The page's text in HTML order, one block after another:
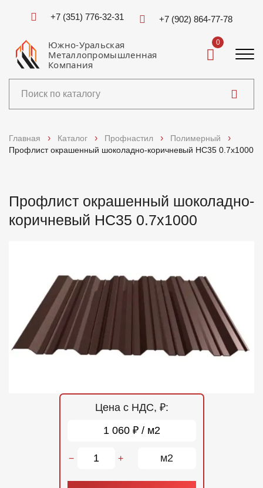
+7 (351) 776-32-31 +7 (902) 864-77-78
Южно-Уральская
Металлопромышленная
Компания
0
Доставка и оплата
Контакты
Главная Каталог Профнастил
Полимерный
Профлист окрашенный шоколадно-коричневый НС35 0.7x1000
Профлист окрашенный шоколадно-
коричневый НС35 0.7x1000
Цена с НДС, ₽:
1 060 ₽ / м2
− + м2